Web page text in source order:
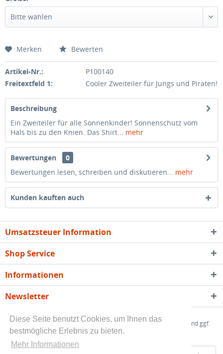
Diese Seite benutzt Cookies, um Ihnen das
bestmögliche Erlebnis zu bieten.
Mehr Informationen
Merken Bewerten
Artikel-Nr.:
P100140
Freitextfeld 1:
Cooler Zweiteiler für Jungs und Piraten!
Beschreibung
Ein Zweiteiler für alle Sonnenkinder! Sonnenschutz vom
Hals bis zu den Knien. Das Shirt... mehr
Bewertungen
0
Bewertungen lesen, schreiben und diskutieren... mehr
Kunden kauften auch
Umsatzsteuer Information
Shop Service
Informationen
Newsletter
* Alle angegebenen Preise sind Endpreise zzgl.Versandkosten
und ggf.
Nachnahmegebühren, wenn nicht anders beschrieben